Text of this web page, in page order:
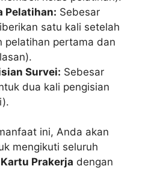
Pelatihan: Sebesar
satu kali setelah
pelatihan pertama dan
Survei: Sebesar
dua kali pengisian
ini, Anda akan
mengikuti seluruh
Prakerja dengan